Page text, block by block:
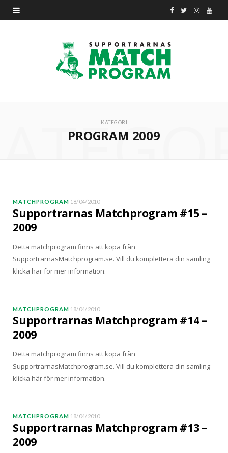
F T I Y
KATEGORI
PROGRAM 2009
MATCHPROGRAM 18/04/2010
Supportrarnas Matchprogram #15 –
2009
Detta matchprogram finns att köpa från
SupportrarnasMatchprogram.se. Vill du komplettera din samling
klicka här för mer information.
MATCHPROGRAM 18/04/2010
Supportrarnas Matchprogram #14 –
2009
Detta matchprogram finns att köpa från
SupportrarnasMatchprogram.se. Vill du komplettera din samling
klicka här för mer information.
MATCHPROGRAM 18/04/2010
Supportrarnas Matchprogram #13 –
2009